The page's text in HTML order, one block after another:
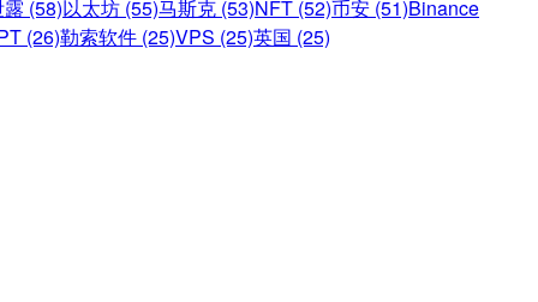
(58)以太坊 (55)马斯克 (53)NFT (52)币安 (51)Binance
(26)勒索软件 (25)VPS (25)英国 (25)